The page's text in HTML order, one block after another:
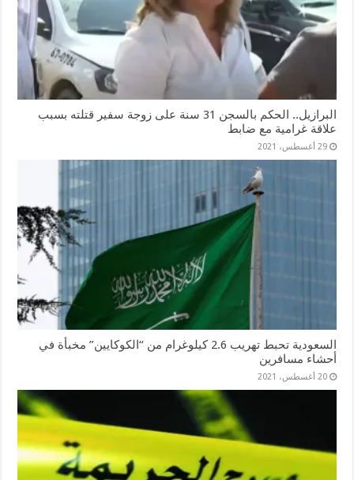
البرازيل.. الحكم بالسجن 31 سنة على زوجة سفير قتلته بسبب
علاقة غرامية مع ضابط
29 أغسطس، 2021
السعودية تحبط تهريب 2.6 كيلوغرام من “الكوكايين” مخبأة في
أحشاء مسافرين
20 أغسطس، 2021